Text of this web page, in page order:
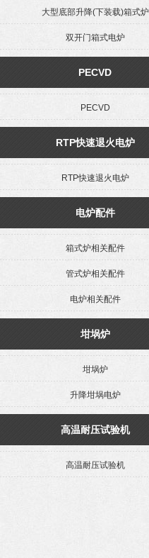
大型底部升降(下装载)箱式炉
双开门箱式电炉
PECVD
PECVD
RTP快速退火电炉
RTP快速退火电炉
电炉配件
箱式炉相关配件
管式炉相关配件
电炉相关配件
坩埚炉
坩埚炉
升降坩埚电炉
高温耐压试验机
高温耐压试验机